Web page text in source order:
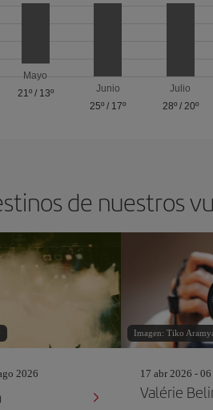
Mayo
21º/ 13º
Junio
25º / 17º
Julio
28º/ 20º
de nuestros
2026
Imagen: Tiko
17 abr 2026 -
Valérie